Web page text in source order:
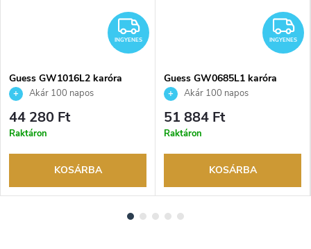
INGYENES
INGYENES
Guess GW1016L2 karóra
Akár 100 napos
visszaküldési lehetőség. Hivatalos
márkakereskedő.
44 280 Ft
Raktáron
KOSÁRBA
INGYENES
Guess GW0685L1 karóra
Akár 100 napos
visszaküldési lehetőség. Hivatalos
márkakereskedő.
51 884 Ft
Raktáron
KOSÁRBA